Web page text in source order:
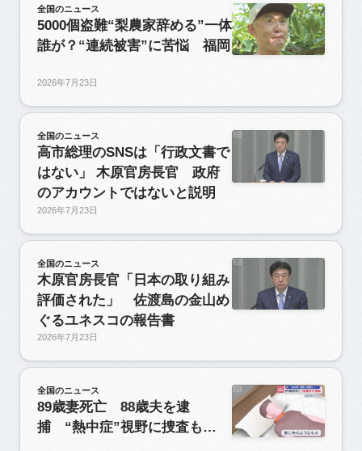
全国のニュース
5000個盗難“梨農家辞める”一体
誰が？“連続被害”に苦悩 福岡
2026年7月23日
全国のニュース
高市総理のSNSは「行政文書で
はない」 木原官房長官 政府
のアカウントではないと説明
2026年7月23日
全国のニュース
木原官房長官「日本の取り組み
評価された」 佐渡島の金山め
ぐるユネスコの報告書
2026年7月23日
全国のニュース
89歳妻死亡 88歳夫を逮
捕 “熱中症”視野に捜査も…